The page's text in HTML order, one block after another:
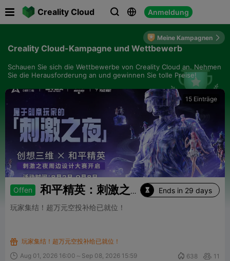
Creality Cloud   Anmeldung
 
Meine Kampagnen 
Creality Cloud-Kampagne und Wettbewerb
Schauen Sie sich die Wettbewerbe von Creality Cloud an. Nehmen
Sie die Herausforderung an und gewinnen Sie tolle Preise!
15 Einträge
Offen
和平精英：刺激之
夜模型创作大赛

Ends in 29 days
玩家集结！超万元空投补给已就位！
 玩家集结！超万元空投补给已就位！
 Aug 01, 2026 16:00～Sep 08, 2026 15:59  638  11